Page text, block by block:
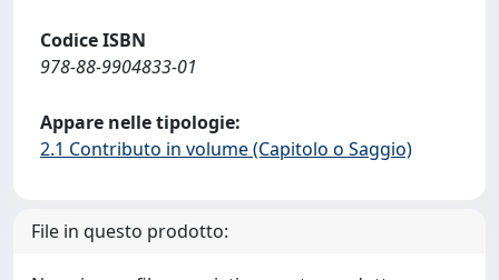
Codice ISBN
978-88-9904833-01
Appare nelle tipologie:
2.1 Contributo in volume (Capitolo o Saggio)
File in questo prodotto: